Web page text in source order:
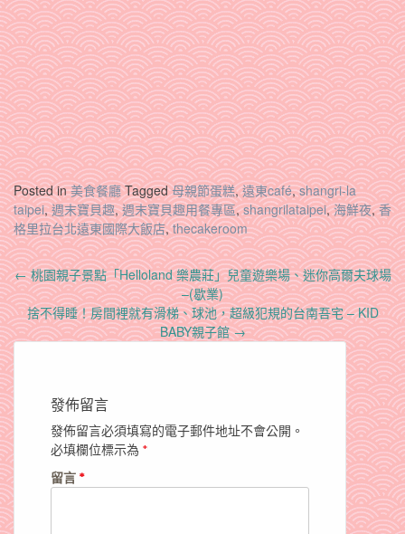
Posted in美食餐廳Tagged母親節蛋糕,遠東café,shangri-la
taipei,週末寶貝趣,週末寶貝趣用餐專區,shangrilataipei,海鮮夜,香
格里拉台北遠東國際大飯店,thecakeroom
Post
navigation
←桃園親子景點「Helloland 樂農莊」兒童遊樂場、迷你高爾夫球場
–(歇業)
捨不得睡！房間裡就有滑梯、球池，超級犯規的台南吾宅 – KID
BABY親子館→
發佈留言
發佈留言必須填寫的電子郵件地址不會公開。
必填欄位標示為 *
留言 *